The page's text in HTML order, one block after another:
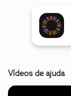
Vídeos de ajuda